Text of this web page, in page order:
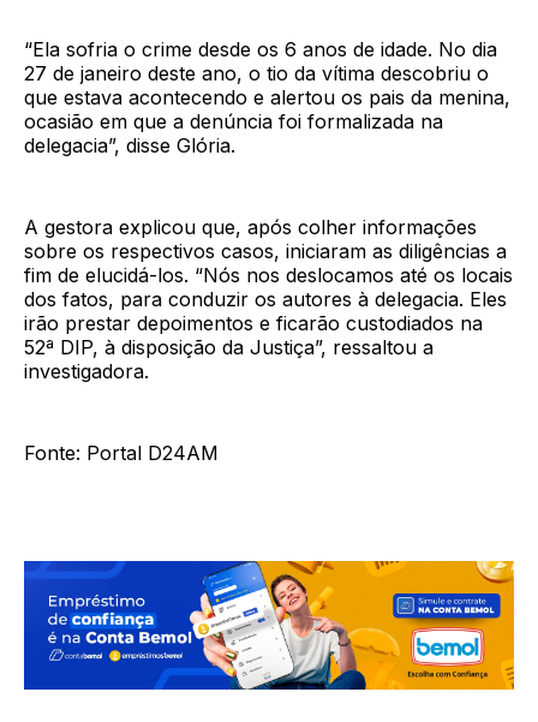
“Ela sofria o crime desde os 6 anos de idade. No dia
27 de janeiro deste ano, o tio da vítima descobriu o
que estava acontecendo e alertou os pais da menina,
ocasião em que a denúncia foi formalizada na
delegacia”, disse Glória.
A gestora explicou que, após colher informações
sobre os respectivos casos, iniciaram as diligências a
fim de elucidá-los. “Nós nos deslocamos até os locais
dos fatos, para conduzir os autores à delegacia. Eles
irão prestar depoimentos e ficarão custodiados na
52ª DIP, à disposição da Justiça”, ressaltou a
investigadora.
Fonte: Portal D24AM